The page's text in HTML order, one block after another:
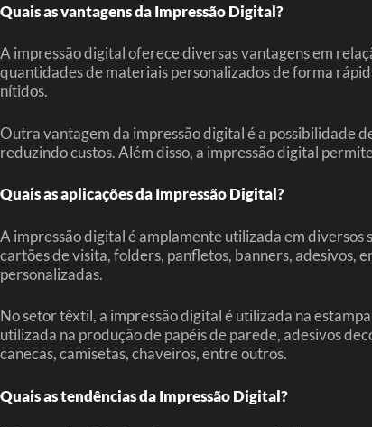
Quais as vantagens da Impressão Digital?
A impressão digital oferece diversas vantagens em
quantidades de materiais personalizados de forma
nítidos.
Outra vantagem da impressão digital é a possibilidade
reduzindo custos. Além disso, a impressão digital
Quais as aplicações da Impressão Digital?
A impressão digital é amplamente utilizada em
cartões de visita, folders, panfletos, banners, adesivos,
personalizadas.
No setor têxtil, a impressão digital é utilizada na
utilizada na produção de papéis de parede, adesivos
canecas, camisetas, chaveiros, entre outros.
Quais as tendências da Impressão Digital?